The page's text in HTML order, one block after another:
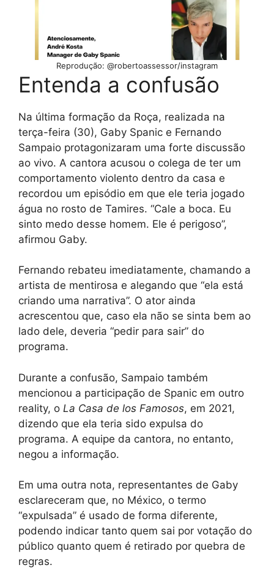
Reprodução: @robertoassessor/instagram
Entenda a confusão
Na última formação da Roça, realizada na
terça-feira (30), Gaby Spanic e Fernando
Sampaio protagonizaram uma forte discussão
ao vivo. A cantora acusou o colega de ter um
comportamento violento dentro da casa e
recordou um episódio em que ele teria jogado
água no rosto de Tamires. “Cale a boca. Eu
sinto medo desse homem. Ele é perigoso”,
afirmou Gaby.
Fernando rebateu imediatamente, chamando a
artista de mentirosa e alegando que “ela está
criando uma narrativa”. O ator ainda
acrescentou que, caso ela não se sinta bem ao
lado dele, deveria “pedir para sair” do
programa.
Durante a confusão, Sampaio também
mencionou a participação de Spanic em outro
reality, o La Casa de los Famosos, em 2021,
dizendo que ela teria sido expulsa do
programa. A equipe da cantora, no entanto,
negou a informação.
Em uma outra nota, representantes de Gaby
esclareceram que, no México, o termo
“expulsada” é usado de forma diferente,
podendo indicar tanto quem sai por votação do
público quanto quem é retirado por quebra de
regras.